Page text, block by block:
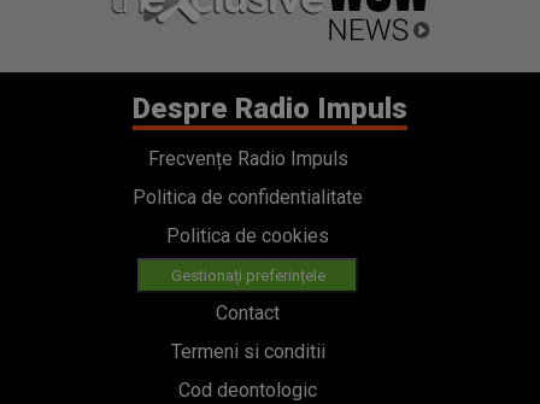
Despre Radio Impuls
Frecvențe Radio Impuls
Politica de confidentialitate
Politica de cookies
Gestionați preferințele
Contact
Termeni si conditii
Cod deontologic